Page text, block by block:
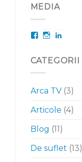
MEDIA
Facebook
Instagram
CATEGORII
Arca TV(3)
Articole (4)
Blog (11)
De suflet (13)